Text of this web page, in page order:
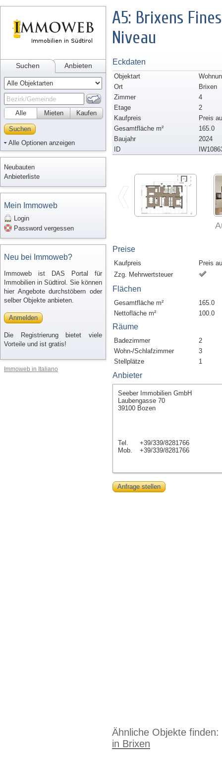
Suchen Anbieten
Alle Kaufen
Mieten
Suchen
Alle Optionen anzeigen
Neubauten
Anbieterliste
Mein Immoweb
Login
Password vergessen
Neu bei Immoweb?
Immoweb ist DAS Portal für
Immobilien in Südtirol. Sie können
hier Angebote durchstöbern oder
selber Objekte anbieten.
Anmelden
Die Registrierung bietet viele
Vorteile und ist gratis!
Immoweb in Italiano
A5: Brixens
Niveau
Eckdaten
Objektart
Ort
Brixen
Zimmer
4
Etage
2
Kaufpreis
Preis
Gesamtfläche m²
165.0
Baujahr
2024
ID
Preise
Kaufpreis
Preis
Zzg. Mehrwertsteuer
Flächen
Gesamtfläche m²
165.0
Nettofläche m²
100.0
Räume
Badezimmer
2
Wohn-/Schlafzimmer
3
Stellplätze
1
Anbieter
Seeber Immobilien GmbH
Laubengasse 70
39100 Bozen
Tel.
+39/339/8281766
Mob.
+39/339/8281766
Anfrage stellen
Ähnliche Objekte finden:
in Brixen